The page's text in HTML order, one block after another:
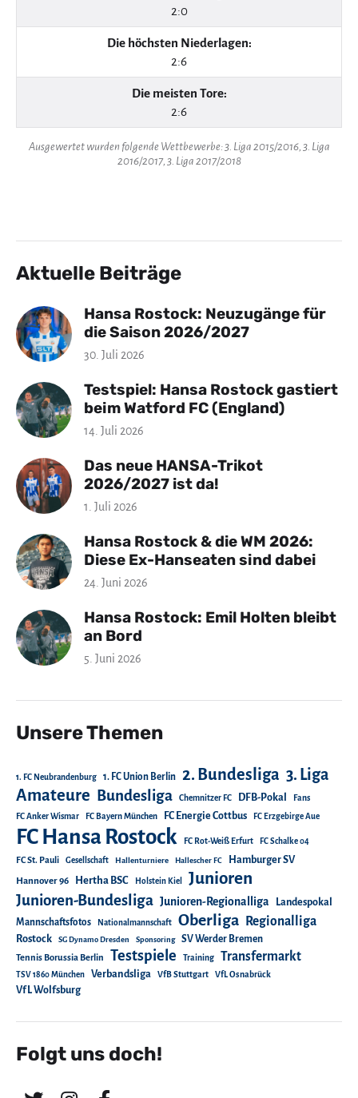
2:0
Die höchsten Niederlagen:
2:6
Die meisten Tore:
2:6
Ausgewertet wurden folgende Wettbewerbe: 3. Liga 2015/2016, 3. Liga
2016/2017, 3. Liga 2017/2018
Aktuelle Beiträge
Hansa Rostock: Neuzugänge für
die Saison 2026/2027
30. Juli 2026
Testspiel: Hansa Rostock gastiert
beim Watford FC (England)
14. Juli 2026
Das neue HANSA-Trikot
2026/2027 ist da!
1. Juli 2026
Hansa Rostock & die WM 2026:
Diese Ex-Hanseaten sind dabei
24. Juni 2026
Hansa Rostock: Emil Holten bleibt
an Bord
5. Juni 2026
Unsere Themen
1. FC Neubrandenburg 1. FC Union Berlin 2. Bundesliga 3. Liga
Amateure Bundesliga Chemnitzer FC DFB-Pokal Fans
FC Anker Wismar FC Bayern München FC Energie Cottbus FC Erzgebirge Aue
FC Hansa Rostock FC Rot-Weiß Erfurt FC Schalke 04
FC St. Pauli Gesellschaft Hallenturniere Hallescher FC Hamburger SV
Hannover 96 Hertha BSC Holstein Kiel Junioren
Junioren-Bundesliga Junioren-Regionalliga
Landespokal
Mannschaftsfotos
Nationalmannschaft Oberliga Regionalliga
Rostock SG Dynamo Dresden Sponsoring SV Werder Bremen
Tennis Borussia Berlin Testspiele Training Transfermarkt
TSV 1860 München Verbandsliga VfB Stuttgart VfL Osnabrück
VfL Wolfsburg
Folgt uns doch!